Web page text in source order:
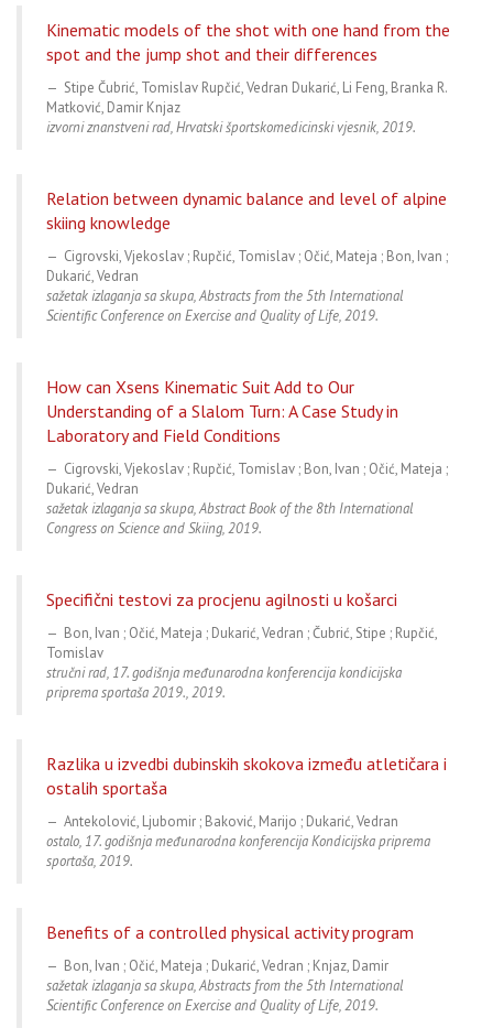
Kinematic models of the shot with one hand from the
spot and the jump shot and their differences
Stipe Čubrić, Tomislav Rupčić, Vedran Dukarić, Li Feng, Branka R.
Matković, Damir Knjaz
izvorni znanstveni rad, Hrvatski športskomedicinski vjesnik, 2019.
Relation between dynamic balance and level of alpine
skiing knowledge
Cigrovski, Vjekoslav ; Rupčić, Tomislav ; Očić, Mateja ; Bon, Ivan ;
Dukarić, Vedran
sažetak izlaganja sa skupa, Abstracts from the 5th International
Scientific Conference on Exercise and Quality of Life, 2019.
How can Xsens Kinematic Suit Add to Our
Understanding of a Slalom Turn: A Case Study in
Laboratory and Field Conditions
Cigrovski, Vjekoslav ; Rupčić, Tomislav ; Bon, Ivan ; Očić, Mateja ;
Dukarić, Vedran
sažetak izlaganja sa skupa, Abstract Book of the 8th International
Congress on Science and Skiing, 2019.
Specifični testovi za procjenu agilnosti u košarci
Bon, Ivan ; Očić, Mateja ; Dukarić, Vedran ; Čubrić, Stipe ; Rupčić,
Tomislav
stručni rad, 17. godišnja međunarodna konferencija kondicijska
priprema sportaša 2019., 2019.
Razlika u izvedbi dubinskih skokova između atletičara i
ostalih sportaša
Antekolović, Ljubomir ; Baković, Marijo ; Dukarić, Vedran
ostalo, 17. godišnja međunarodna konferencija Kondicijska priprema
sportaša, 2019.
Benefits of a controlled physical activity program
Bon, Ivan ; Očić, Mateja ; Dukarić, Vedran ; Knjaz, Damir
sažetak izlaganja sa skupa, Abstracts from the 5th International
Scientific Conference on Exercise and Quality of Life, 2019.